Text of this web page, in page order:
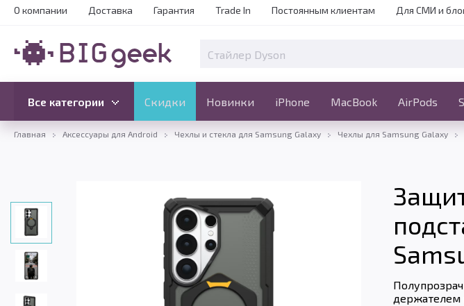
О компании Доставка Гарантия Trade In Постоянным клиентам Для СМИ и
Все категории Скидки Новинки iPhone MacBook AirPods
Скидки Новинки iPhone MacBook
Все категории Ещё
Главная Аксессуары для Android Чехлы и стекла для Samsung Galaxy Чехлы для Samsung Galaxy
держателем